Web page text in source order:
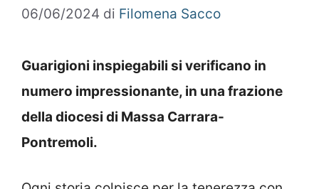
06/06/2024 di Filomena Sacco
Guarigioni inspiegabili si verificano in
numero impressionante, in una frazione
della diocesi di Massa Carrara-
Pontremoli.